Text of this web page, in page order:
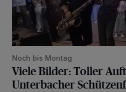
Noch bis Montag
Viele Bilder: Toller
Unterbacher